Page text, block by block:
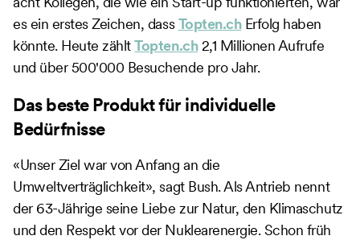
es ein erstes Zeichen, dassTopten.chErfolg haben
könnte. Heute zähltTopten.ch2,1 Millionen Aufrufe
und über 500'000 Besuchende pro Jahr.
Das beste Produkt für individuelle
Bedürfnisse
«Unser Ziel war von Anfang an die
Umweltverträglichkeit», sagt Bush. Als Antrieb nennt
der 63-Jährige seine Liebe zur Natur, den Klimaschutz
und den Respekt vor der Nuklearenergie. Schon früh